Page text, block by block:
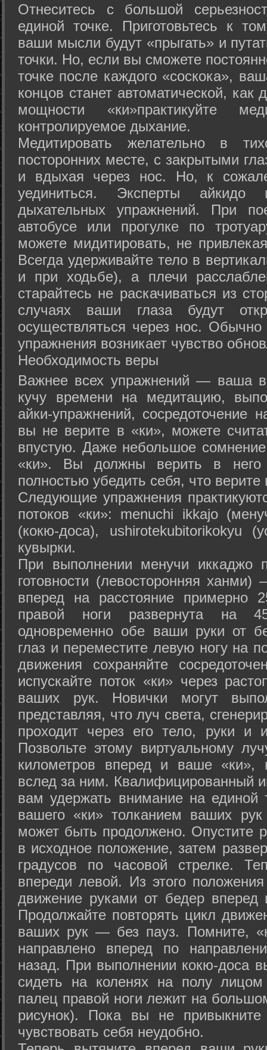
Отнеситесь с большой
единой точке. Приготовьтесь к
ваши мысли будут «прыгать» и
точки. Но, если вы сможете
точке после каждого «соскока»,
концов станет автоматической,
мощности «ки»практикуйте
контролируемое дыхание.
Медитировать желательно в
посторонних месте, с закрытыми
и вдыхая через нос. Но, к
уединиться. Эксперты айкидо
дыхательных упражнений. При
автобусе или прогулке по
можете мидитировать, не
Всегда удерживайте тело в
и при ходьбе), а плечи
старайтесь не раскачиваться из
случаях ваши глаза будут
осуществляться через нос. Обычно
упражнения возникает чувство
Необходимость веры
Важнее всех упражнений — ваша
кучу времени на медитацию,
айки-упражнений, сосредоточение
вы не верите в «ки», можете
впустую. Даже небольшое сомнение
«ки». Вы должны верить в
полностью убедить себя, что верите
Следующие упражнения
потоков «ки»: menuchi ikkajo
(кокю-доса), ushiro­tekubitori­kokyu
кувырки.
При выполнении менучи иккаджо
готовности (левосторонняя
вперед на расстояние примерно
правой ноги развернута на
одновременно обе ваши руки от
глаз и переместите левую ногу на
движения сохраняйте
испускайте поток «ки» через
ваших рук. Новички могут
представляя, что луч света,
проходит через его тело, руки и
Позвольте этому виртуальному
километров вперед и ваше «ки»,
вслед за ним. Квалифицированный
вам удержать внимание на единой
вашего «ки» толканием ваших
может быть продолжено. Опустите
в исходное положение, затем
градусов по часовой стрелке.
впереди левой. Из этого
движение руками от бедер вперед
Продолжайте повторять цикл
ваших рук — без пауз. Помните,
направлено вперед по
назад. При выполнении кокю-доса
сидеть на коленях на полу
палец правой ноги лежит на
рисунок). Пока вы не
чувствовать себя неудобно.